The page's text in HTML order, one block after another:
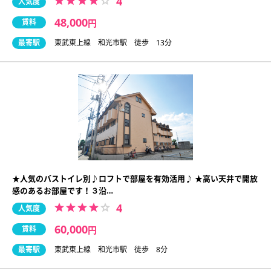
賃料 48,000円
最寄駅 東武東上線 和光市駅 徒歩 13分
★人気のバストイレ別♪ロフトで部屋を有効活用♪ ★高い天井で開放
感のあるお部屋です！３沿…
人気度 4
賃料 60,000円
最寄駅 東武東上線 和光市駅 徒歩 8分